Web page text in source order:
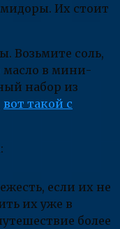
Их стоит
Возьмите соль,
в мини-
набор из
вот такой с
если их не
их уже в
более